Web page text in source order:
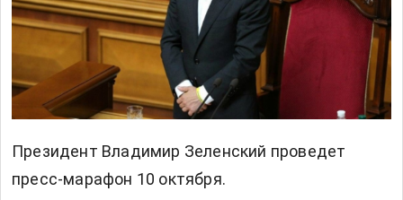
Президент Владимир Зеленский проведет
пресс-марафон 10 октября.